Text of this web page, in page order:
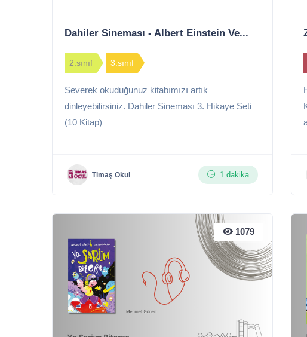
Dahiler Sineması - Albert Einstein Ve...
2.sınıf 3.sınıf
Severek okuduğunuz kitabımızı artık
dinleyebilirsiniz. Dahiler Sineması 3. Hikaye Seti
(10 Kitap)
Timaş Okul 1 dakika
1079